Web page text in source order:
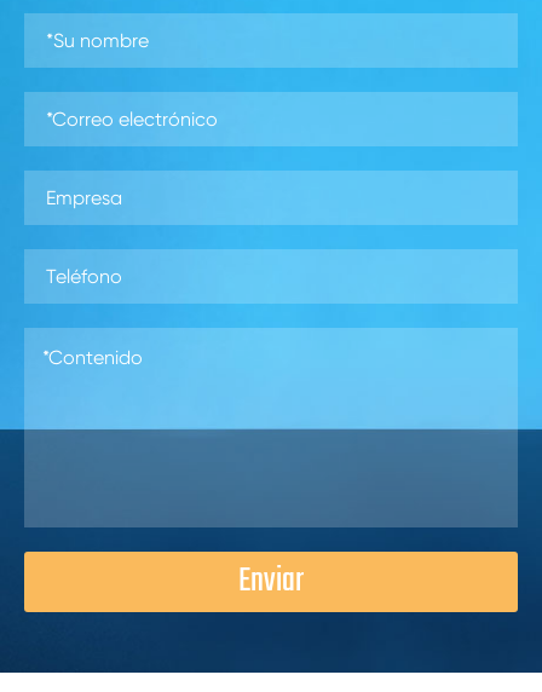
Enviar